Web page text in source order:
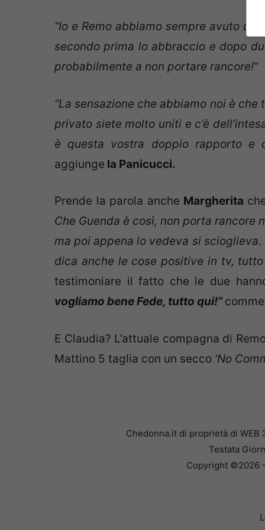
“Io e Remo abbiamo sempre avuto un
secondo prima lo abbraccio e dopo
probabilmente a non portare rancore!”
“La sensazione che abbiamo noi è
privato siete molto uniti e c’è
è questa vostra doppio rapporto e
aggiunge la Panicucci.
Prende la parola anche Margherita
Che Guenda è così, non porta rancore
ma poi appena lo vedeva si
dica anche le cose positive in tv, tutto
testimoniare il fatto che le due
vogliamo bene Fede, tutto qui!”
E Claudia? L’attuale compagna di
Mattino 5 taglia con un secco ‘No
Chedonna.it di proprietà di WEB
Testata
Copyright ©2026